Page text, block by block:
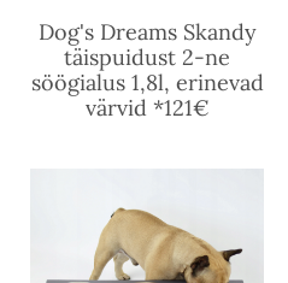
Dog's Dreams Skandy
täispuidust 2-ne
söögialus 1,8l, erinevad
värvid *121€